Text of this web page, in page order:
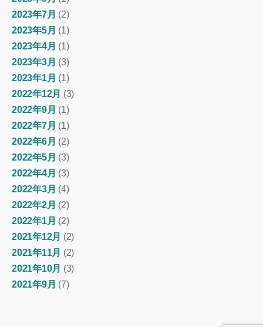
2023年7月 (2)
2023年5月 (1)
2023年4月 (1)
2023年3月 (3)
2023年1月 (1)
2022年12月 (3)
2022年9月 (1)
2022年7月 (1)
2022年6月 (2)
2022年5月 (3)
2022年4月 (3)
2022年3月 (4)
2022年2月 (2)
2022年1月 (2)
2021年12月 (2)
2021年11月 (2)
2021年10月 (3)
2021年9月 (7)